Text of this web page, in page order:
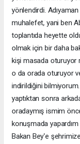
yönlendirdi.
muhalefet, yani ben
toplantıda heyette
olmak için bir daha
kişi masada oturuyor
o da orada oturuyor
indirildiğini
yaptıktan sonra
oradaymış ismim
konuşmada yapardım
Bakan Bey'e